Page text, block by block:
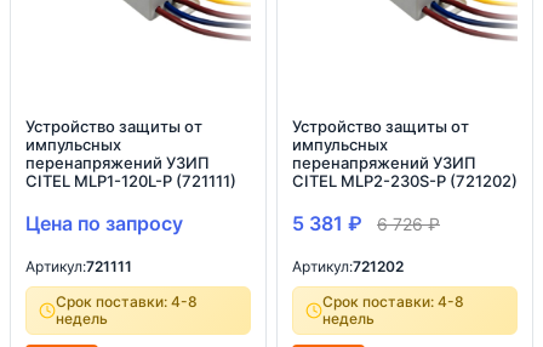
Устройство защиты от
импульсных
перенапряжений УЗИП
CITEL MLP1-120L-P (721111)
Цена по запросу
Артикул:721111
Срок поставки: 4-8
недель
Устройство защиты от
импульсных
перенапряжений УЗИП
CITEL MLP2-230S-P (721202)
5 381 ₽ 6 726₽
Артикул:721202
Срок поставки: 4-8
недель